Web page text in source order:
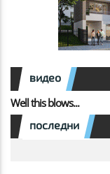
видео
Well this blows...
последни